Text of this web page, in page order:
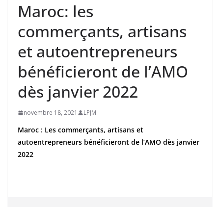
Maroc: les
commerçants, artisans
et autoentrepreneurs
bénéficieront de l’AMO
dès janvier 2022
novembre 18, 2021 LPJM
Maroc : Les commerçants, artisans et
autoentrepreneurs bénéficieront de l’AMO dès janvier
2022